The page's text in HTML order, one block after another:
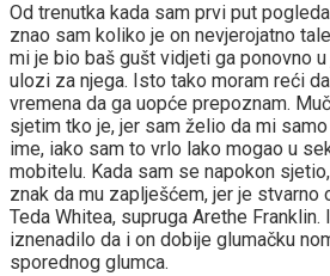
Od trenutka kada sam prvi put
znao sam koliko je on nevjerojatno
mi je bio baš gušt vidjeti ga ponovno
ulozi za njega. Isto tako moram reći
vremena da ga uopće prepoznam.
sjetim tko je, jer sam želio da mi
ime, iako sam to vrlo lako mogao u
mobitelu. Kada sam se napokon
znak da mu zaplješćem, jer je stvarno
Teda Whitea, supruga Arethe Franklin.
iznenadilo da i on dobije glumačku
sporednog glumca.